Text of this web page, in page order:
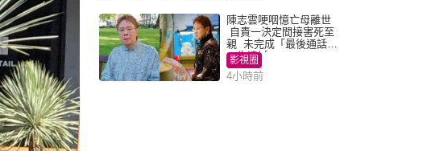
陳志雲哽咽憶亡母離世
自責一決定間接害死至
親 未完成「最後通話」
一生遺憾
影視圈
4小時前